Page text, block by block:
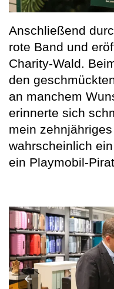
Anschließend
rote Band und
Charity-Wald.
den
an manchem
erinnerte sich
mein
wahrscheinlich
ein Playmobil-